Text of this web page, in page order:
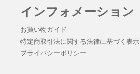
インフォメーション
お買い物ガイド
特定商取引法に関する法律に基づく表示
プライバシーポリシー